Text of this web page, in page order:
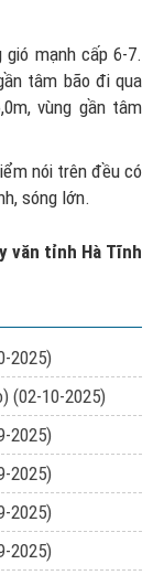
mạnh cấp 6-7.
tâm bão đi qua
vùng gần tâm
nói trên đều có
sóng lớn.
văn tỉnh Hà Tĩnh
2025)
(02-10-2025)
2025)
2025)
2025)
2025)